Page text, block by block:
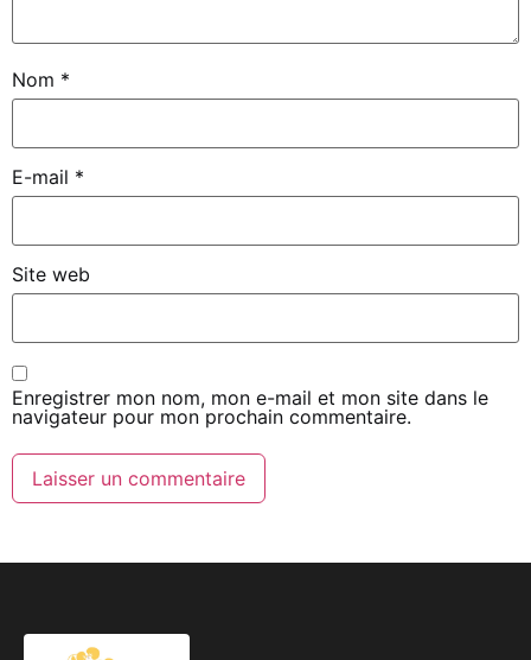
Nom *
E-mail *
Site web
Enregistrer mon nom, mon e-mail et mon site dans le
navigateur pour mon prochain commentaire.